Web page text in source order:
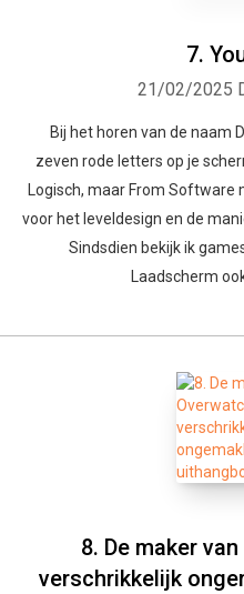
7.
21/02/2025
Bij het horen van de naam
zeven rode letters op je
Logisch, maar From
voor het leveldesign en de
Sindsdien bekijk ik
Laadscherm
8. De maker
verschrikkelijk